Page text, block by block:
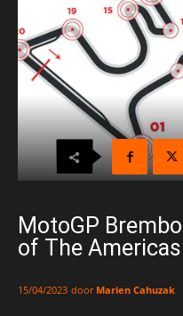
MotoGP
of The Americas
15/04/2023 door Marien Cahuzak